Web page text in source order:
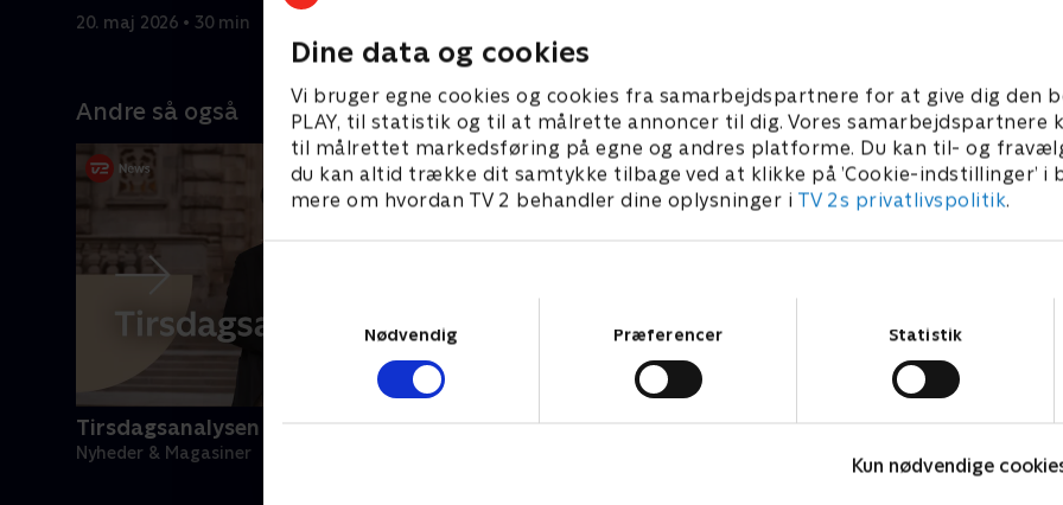
Dine data og cookies
Vi bruger egne cookies og cookies fra samarbejdspartnere for at give dig den
PLAY, til statistik og til at målrette annoncer til dig. Vores samarbejdspartnere
til målrettet markedsføring på egne og andres platforme. Du kan til- og
du kan altid trække dit samtykke tilbage ved at klikke på ’Cookie-indstillinger’ i
mere om hvordan TV 2 behandler dine oplysninger i TV 2s privatlivspolitik.
Nødvendig
Præferencer Statistik
Kun nødvendige
er i gang.
20. maj 2026 • 30 min
Andre så også
Tirsdagsanalysen
Nyheder & Magasiner